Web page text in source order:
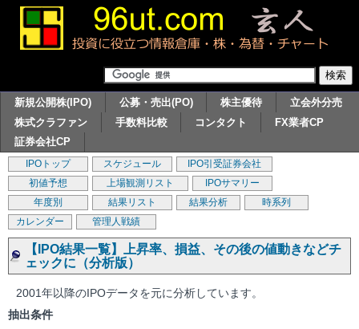
新規公開株(IPO) 公募・売出(PO) 株主優待
立会外分売
株式クラファン
手数料比較 コンタクト
FX業者CP
証券会社CP
IPOトップ スケジュール
IPO引受証券会社
初値予想
上場観測リスト
IPOサマリー
年度別
結果リスト 結果分析
時系列
カレンダー
管理人戦績
【IPO結果一覧】上昇率、損益、その後の値動きなどチ
ェックに（分析版）
2001年以降のIPOデータを元に分析しています。
抽出条件